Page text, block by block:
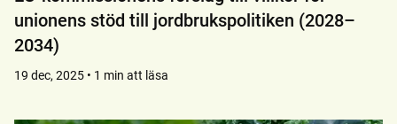
unionens stöd till jordbrukspolitiken (2028–
2034)
19 dec, 2025 • 1 min att läsa